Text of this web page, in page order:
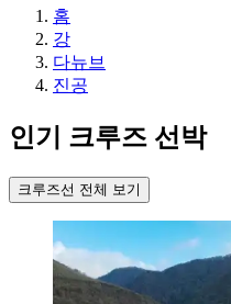
홈
강
다뉴브
진공
인기 크루즈 선박
크루즈선 전체 보기